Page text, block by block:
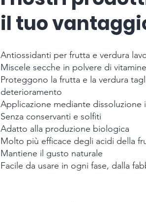
il tuo
Antiossidanti per frutta e verdura
Miscele secche in polvere di
Proteggono la frutta e la verdura
deterioramento
Applicazione mediante dissoluzione
Senza conservanti e solfiti
Adatto alla produzione biologica
Molto più efficace degli acidi della
Mantiene il gusto naturale
Facile da usare in ogni fase, dalla